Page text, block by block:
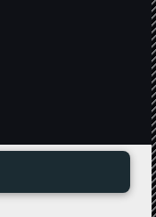
ール立てセット